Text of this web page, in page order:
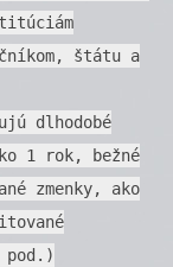
štátu a
dlhodobé
1 rok, bežné
zmenky, ako
pod.)